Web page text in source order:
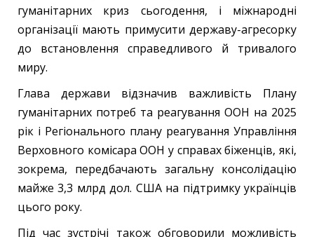
гуманітарних криз сьогодення, і міжнародні
організації мають примусити державу-агресорку
до встановлення справедливого й тривалого
миру.
Глава держави відзначив важливість Плану
гуманітарних потреб та реагування ООН на 2025
рік і Регіонального плану реагування Управління
Верховного комісара ООН у справах біженців, які,
зокрема, передбачають загальну консолідацію
майже 3,3 млрд дол. США на підтримку українців
цього року.
Під час зустрічі також обговорили можливість